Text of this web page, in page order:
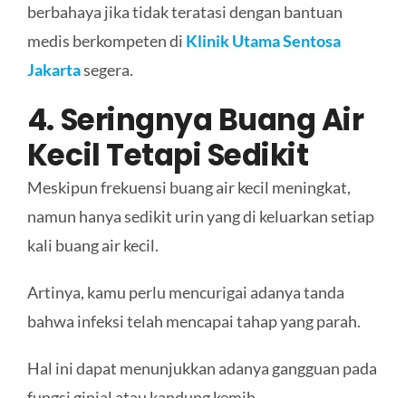
berbahaya jika tidak teratasi dengan bantuan
medis berkompeten di Klinik Utama Sentosa
Jakartasegera.
4. Seringnya Buang Air
Kecil Tetapi Sedikit
Meskipun frekuensi buang air kecil meningkat,
namun hanya sedikit urin yang di keluarkan setiap
kali buang air kecil.
Artinya, kamu perlu mencurigai adanya tanda
bahwa infeksi telah mencapai tahap yang parah.
Hal ini dapat menunjukkan adanya gangguan pada